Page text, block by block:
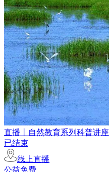
直播丨自然教育系列科普讲座
已结束
线上直播
公益免费